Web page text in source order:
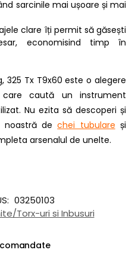
sarcinile mai ușoare și mai
clare îți permit să găsești
economisind timp în
325 Tx T9x60 este o alegere
caută un instrument
Nu ezita să descoperi și
noastră dechei tubulare și
arsenalul de unelte.
03250103
Torx-uri si Inbusuri